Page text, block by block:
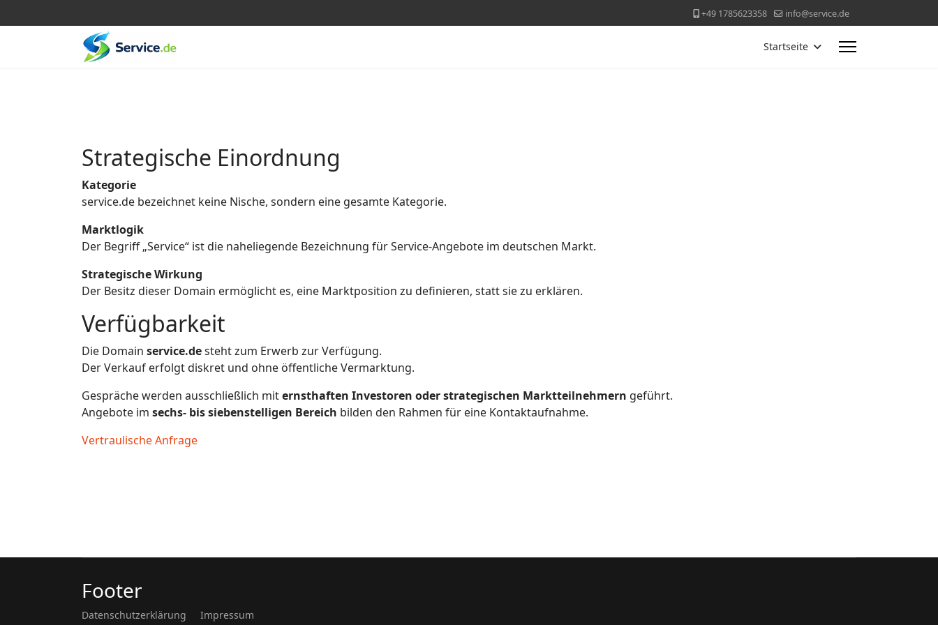
+49 1785623358 info@service.de
Startseite
Strategische Einordnung
Kategorie
service.de bezeichnet keine Nische, sondern eine gesamte Kategorie.
Marktlogik
Der Begriff „Service“ ist die naheliegende Bezeichnung für Service-Angebote im deutschen Markt.
Strategische Wirkung
Der Besitz dieser Domain ermöglicht es, eine Marktposition zu definieren, statt sie zu erklären.
Verfügbarkeit
Die Domain service.desteht zum Erwerb zur Verfügung.
Der Verkauf erfolgt diskret und ohne öffentliche Vermarktung.
Gespräche werden ausschließlich miternsthaften Investoren oder strategischen Marktteilnehmern geführt.
Angebote im sechs- bis siebenstelligen Bereich bilden den Rahmen für eine Kontaktaufnahme.
Vertraulische Anfrage
Footer
Datenschutzerklärung
Impressum